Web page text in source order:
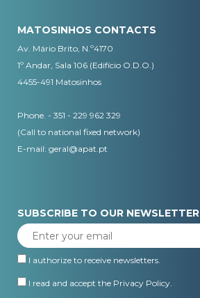
MATOSINHOS CONTACTS
Av. Mário Brito, N.º4170
1º Andar, Sala 106 (Edifício O.D.O.)
4455-491 Matosinhos
Phone. - 351 - 229 962 329
(Call to national fixed network)
E-mail: geral@apat.pt
SUBSCRIBE TO OUR NEWSLETTER
I authorize to receive newsletters.
I read and accept the Privacy Policy.